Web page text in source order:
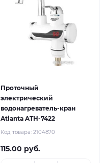
Проточный
электрический
водонагреватель-кран
Atlanta ATH-7422
Код товара: 2104870
115.00 руб.